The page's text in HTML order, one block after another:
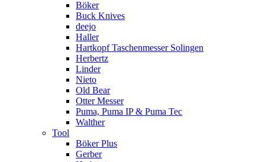
Böker
Buck Knives
deejo
Haller
Hartkopf Taschenmesser Solingen
Herbertz
Linder
Nieto
Old Bear
Otter Messer
Puma, Puma IP & Puma Tec
Walther
Tool
Böker Plus
Gerber